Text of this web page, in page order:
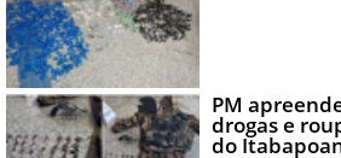
PM
drogas e
do